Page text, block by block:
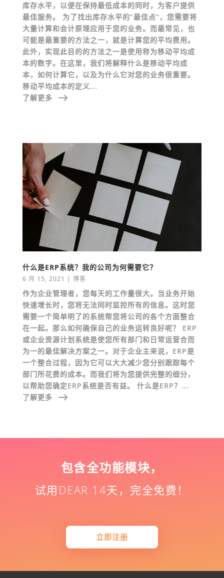
库存水平，以便在保持最低成本的同时，为客户提供
最佳服务。 为了找出库存水平的“最佳点”，您需要将
大量计算和会计原理应用于您的业务。而最常见，也
可能是最重要的方法之一，就是计算您的平均费用。
此外，实现此目的的方法之一是使用称为移动平均成
本的数字。在这里，我们将解释什么是移动平均成
本，如何计算它，以及为什么它对您的业务很重要。
移动平均成本的定义...
了解更多
什么是ERP系统？我的公司为何需要它？
6 月 15, 2021 | 博客
作为企业管理者，您每天的工作量很大。当业务开始
快速增长时，您将无法同时监控所有的信息。这时您
需要一个简单明了的系统帮您将公司的各个方面整合
在一起。那么如何确保自己的业务运转良好呢？ ERP
或企业资源计划系统是使您所有部门和日常运营合而
为一的最佳解决方案之一。对于企业主来说，ERP是
一个整合过程，因为它可以大大减少您分别跟踪每个
部门所花费的成本。而我们将为您提供完整的细分，
以帮助您确定ERP系统是否有益。 什么是ERP？...
了解更多
包含全功能模块，
试用DEAR 14天，完全免费！
立即注册